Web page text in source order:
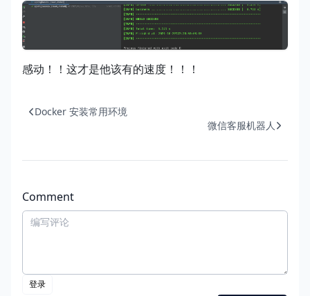
感动！！这才是他该有的速度！！！
Docker 安装常用环境
微信客服机器人
Comment